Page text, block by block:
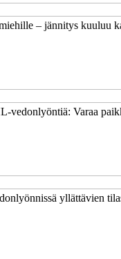
– jännitys kuuluu
vedonlyöntiä: Varaa
yllättävien